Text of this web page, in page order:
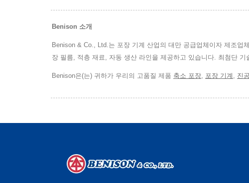
Benison 소개
Benison & Co., Ltd.는 포장 기계 산업의 대만 공급업체이자 제조
장 필름, 적층 재료, 자동 생산 라인을 제공하고 있습니다. 최첨단
Benison은(는) 귀하가 우리의 고품질 제품 축소 포장, 포장 기계 , 진